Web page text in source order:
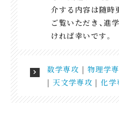
介する内容は随時
ご覧いただき、進
ければ幸いです。
数学専攻 | 物理学
|天文学専攻 |化学